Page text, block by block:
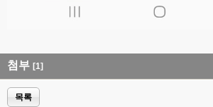
첨부 [1]
목록